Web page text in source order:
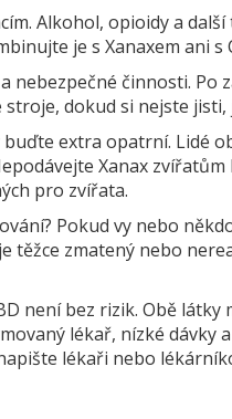
Alkohol, opioidy a
je s Xanaxem ani
nebezpečné činnosti. Po
dokud si nejste jisti,
buďte extra opatrní. Lidé
Xanax
pro zvířata.
Pokud vy nebo
těžce zmatený nebo
není bez rizik. Obě
lékař, nízké
lékaři nebo